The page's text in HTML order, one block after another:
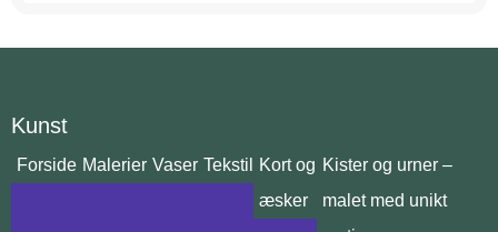
Kunst
Forside Malerier Vaser Tekstil
Kort og
æsker
Kister og urner –
malet med unikt